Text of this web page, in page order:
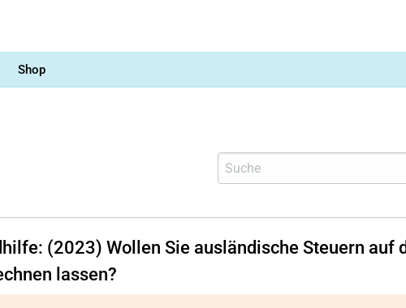
Shop
(2023) Wollen Sie ausländische Steuern auf
lassen?